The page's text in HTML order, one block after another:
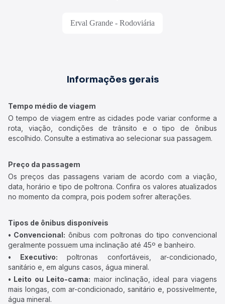
Erval Grande - Rodoviária
Informações gerais
Tempo médio de viagem
O tempo de viagem entre as cidades pode variar conforme a
rota, viação, condições de trânsito e o tipo de ônibus
escolhido. Consulte a estimativa ao selecionar sua passagem.
Preço da passagem
Os preços das passagens variam de acordo com a viação,
data, horário e tipo de poltrona. Confira os valores atualizados
no momento da compra, pois podem sofrer alterações.
Tipos de ônibus disponíveis
• Convencional: ônibus com poltronas do tipo convencional
geralmente possuem uma inclinação até 45º e banheiro.
• Executivo: poltronas confortáveis, ar-condicionado,
sanitário e, em alguns casos, água mineral.
• Leito ou Leito-cama: maior inclinação, ideal para viagens
mais longas, com ar-condicionado, sanitário e, possivelmente,
água mineral.